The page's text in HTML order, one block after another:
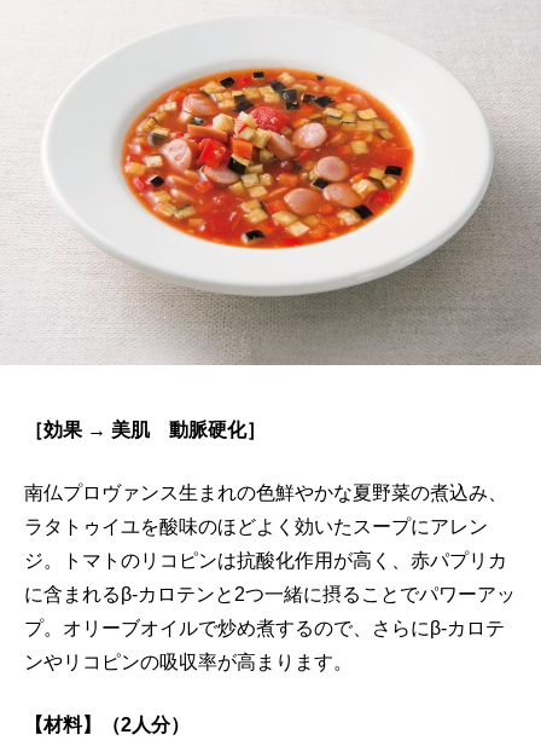
［効果 → 美肌 動脈硬化］
南仏プロヴァンス生まれの色鮮やかな夏野菜の煮込み、
ラタトゥイユを酸味のほどよく効いたスープにアレン
ジ。トマトのリコピンは抗酸化作用が高く、赤パプリカ
に含まれるβ-カロテンと2つ一緒に摂ることでパワーアッ
プ。オリーブオイルで炒め煮するので、さらにβ-カロテ
ンやリコピンの吸収率が高まります。
【材料】（2人分）